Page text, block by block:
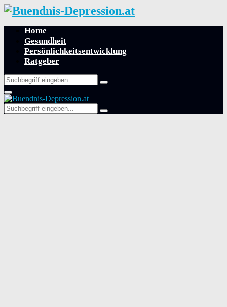
Home
Gesundheit
Persönlichkeitsentwicklung
Ratgeber
Search
for:
Search
Primary
Menu
Search
for:
Search